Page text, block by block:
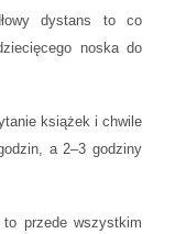
dystans to co
noska do
książek i chwile
a 2–3 godziny
to przede wszystkim